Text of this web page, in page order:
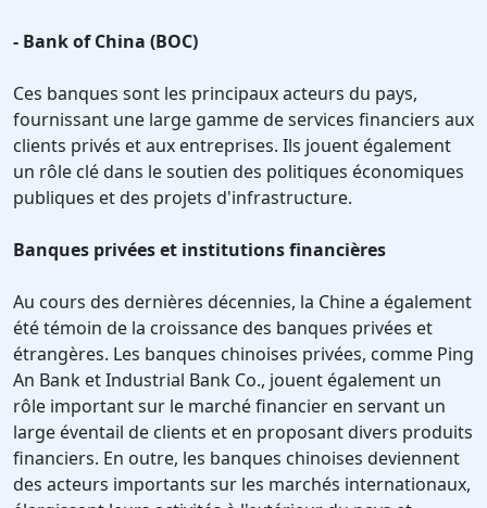
- Bank of China (BOC)
Ces banques sont les principaux acteurs du pays,
fournissant une large gamme de services financiers aux
clients privés et aux entreprises. Ils jouent également
un rôle clé dans le soutien des politiques économiques
publiques et des projets d'infrastructure.
Banques privées et institutions financières
Au cours des dernières décennies, la Chine a également
été témoin de la croissance des banques privées et
étrangères. Les banques chinoises privées, comme Ping
An Bank et Industrial Bank Co., jouent également un
rôle important sur le marché financier en servant un
large éventail de clients et en proposant divers produits
financiers. En outre, les banques chinoises deviennent
des acteurs importants sur les marchés internationaux,